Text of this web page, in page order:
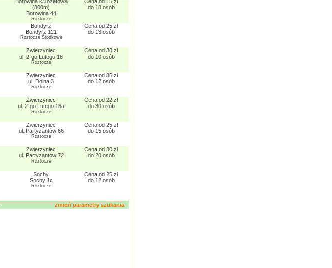
(800m)
Borowina 44
Roztocze
do 18 osób
Bondyrz
Bondyrz 121
Roztocze Środkowe
Cena od 25 zł
do 13 osób
Zwierzyniec
ul. 2-go Lutego 18
Roztocze
Cena od 30 zł
do 10 osób
Zwierzyniec
ul. Dolna 3
Roztocze
Cena od 35 zł
do 12 osób
Zwierzyniec
ul. 2-go Lutego 16a
Roztocze
Cena od 22 zł
do 30 osób
Zwierzyniec
ul. Partyzantów 66
Roztocze
Cena od 25 zł
do 15 osób
Zwierzyniec
ul. Partyzantów 72
Roztocze
Cena od 30 zł
do 20 osób
Sochy
Sochy 1c
Roztocze
Cena od 25 zł
do 12 osób
zmień parametry szukania